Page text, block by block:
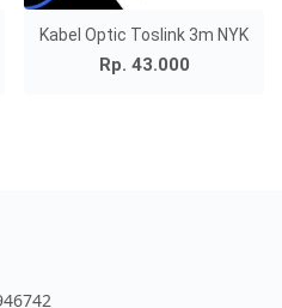
Kabel Optic Toslink 3m NYK
Rp. 43.000